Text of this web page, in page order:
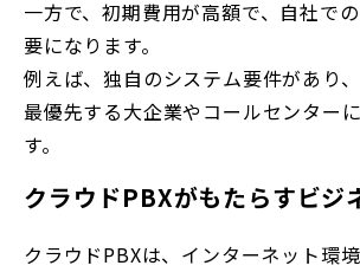
一方で、初期費用が高額で、自社で
要になります。
例えば、独自のシステム要件があり
最優先する大企業やコールセンター
す。
クラウドPBXがもたらすビジ
クラウドPBXは、 インターネット環